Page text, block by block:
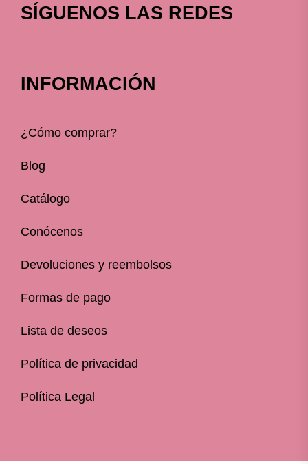
SÍGUENOS LAS REDES
INFORMACIÓN
¿Cómo comprar?
Blog
Catálogo
Conócenos
Devoluciones y reembolsos
Formas de pago
Lista de deseos
Política de privacidad
Política Legal